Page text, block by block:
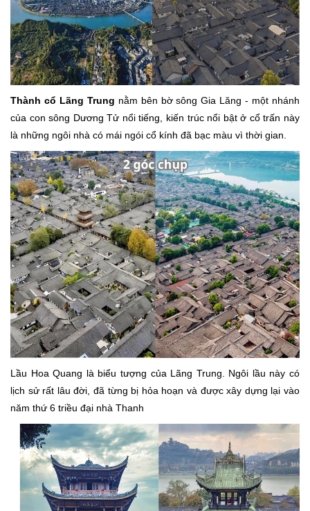
Thành cổ Lãng Trung nằm bên bờ sông Gia Lăng - một nhánh
của con sông Dương Tử nổi tiếng, kiến trúc nổi bật ở cổ trấn này
là những ngôi nhà có mái ngói cổ kính đã bạc màu vì thời gian.
Lầu Hoa Quang là biểu tượng của Lãng Trung. Ngôi lầu này có
lịch sử rất lâu đời, đã từng bị hỏa hoạn và được xây dựng lại vào
năm thứ 6 triều đại nhà Thanh